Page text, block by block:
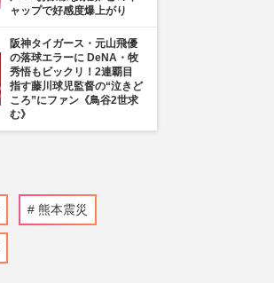
ャップで好感度爆上がり
阪神タイガース・元山飛優
の落球エラーに DeNA・牧
秀悟もビックリ！2連覇目
指す藤川球児監督の“泣きど
ころ”にファン《鳥谷2世求
む》
熊本震災